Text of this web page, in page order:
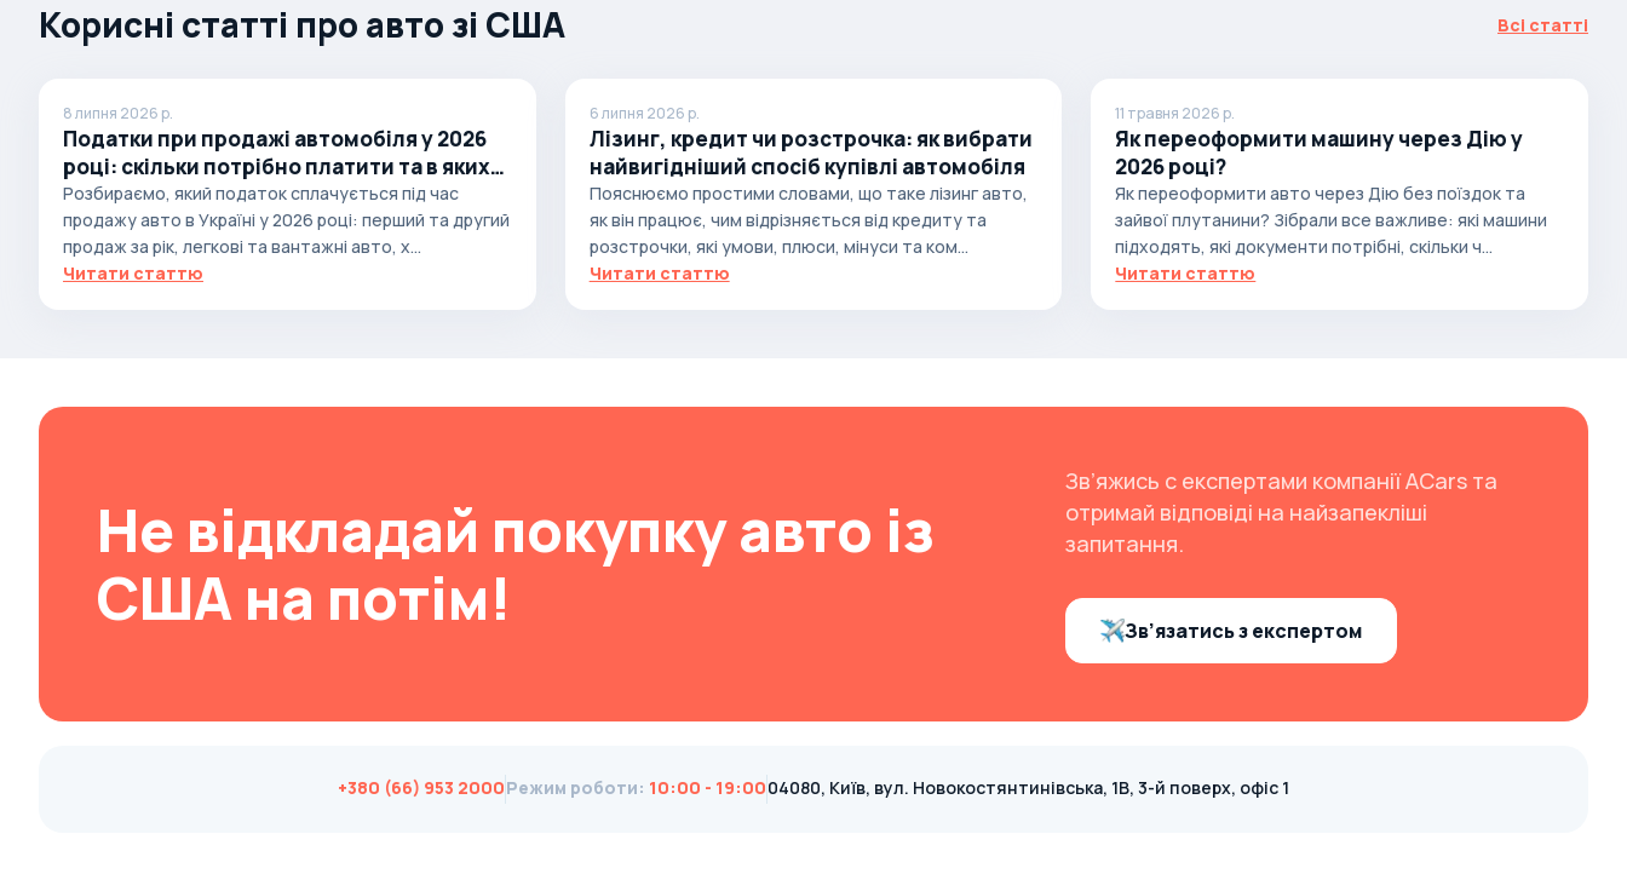
Baltijas Dzips
Bertone
Bilenkin
Bio auto
Bitter
BMW
Brilliance
Bufori
Bugatti
Buick
Корисні статті про авто зі США Всі статті
8 липня 2026 р.
Податки при продажі автомобіля у 2026
році: скільки потрібно платити та в яких
випадках
Розбираємо, який податок сплачується під час
продажу авто в Україні у 2026 році: перший та другий
продаж за рік, легкові та вантажні авто, х...
Читати статтю
6 липня 2026 р.
Лізинг, кредит чи розстрочка: як вибрати
найвигідніший спосіб купівлі автомобіля
Пояснюємо простими словами, що таке лізинг авто,
як він працює, чим відрізняється від кредиту та
розстрочки, які умови, плюси, мінуси та ком...
Читати статтю
11 травня 2026 р.
Як переоформити машину через Дію у
2026 році?
Як переоформити авто через Дію без поїздок та
зайвої плутанини? Зібрали все важливе: які машини
підходять, які документи потрібні, скільки ч...
Читати статтю
Не відкладай покупку авто із
США на потім!
Зв’яжись с експертами компанії ACars та
отримай відповіді на найзапекліші
запитання.
Зв’язатись з експертом
+380 (66) 953 2000Режим роботи: 10:00 - 19:0004080, Київ, вул. Новокостянтинівська, 1В, 3-й поверх, офіс 1